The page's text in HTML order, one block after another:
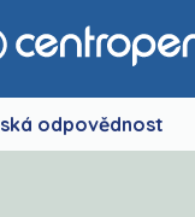
odpovědnost